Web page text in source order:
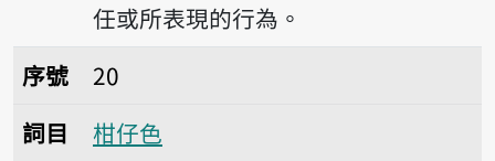
任或所表現的行為。
序號20柑仔色
序號
20
詞目
柑仔色